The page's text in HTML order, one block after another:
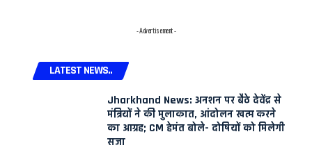
- Advertisement -
LATEST NEWS..
Jharkhand News: अनशन पर बैठे देवेंद्र से
मंत्रियों ने की मुलाकात, आंदोलन खत्म करने
का आग्रह; CM हेमंत बोले- दोषियों को मिलेगी
सजा